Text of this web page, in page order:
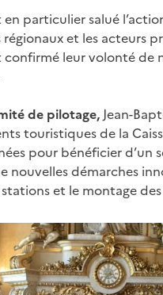
en particulier salué
régionaux et les
confirmé leur volonté
de pilotage, Jean-
touristiques de la
pour bénéficier
nouvelles démarches
et le montage